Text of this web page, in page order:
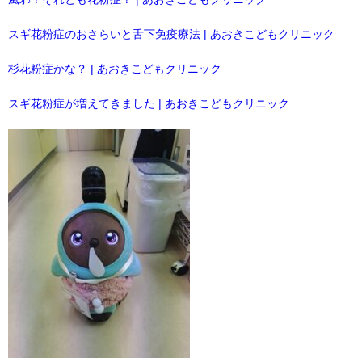
スギ花粉症のおさらいと舌下免疫療法 | あおきこどもクリニック
杉花粉症かな？ | あおきこどもクリニック
スギ花粉症が増えてきました | あおきこどもクリニック